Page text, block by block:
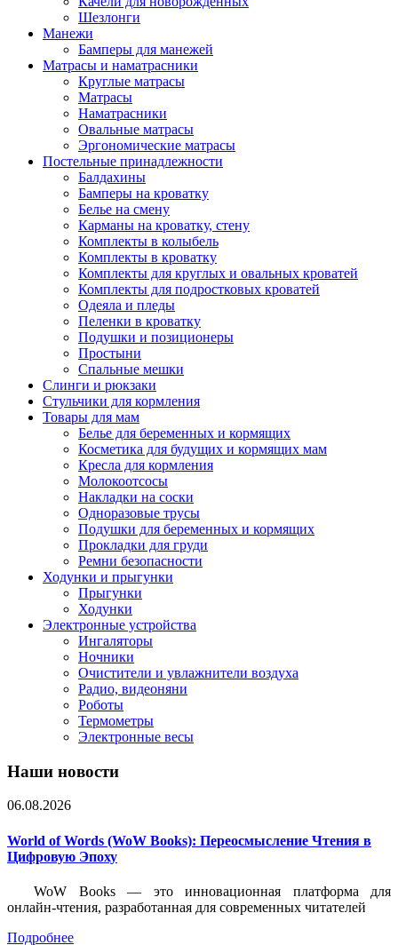
Шезлонги
Манежи
Бамперы для манежей
Матрасы и наматрасники
Круглые матрасы
Матрасы
Наматрасники
Овальные матрасы
Эргономические матрасы
Постельные принадлежности
Балдахины
Бамперы на кроватку
Белье на смену
Карманы на кроватку, стену
Комплекты в колыбель
Комплекты в кроватку
Комплекты для круглых и овальных кроватей
Комплекты для подростковых кроватей
Одеяла и пледы
Пеленки в кроватку
Подушки и позиционеры
Простыни
Спальные мешки
Слинги и рюкзаки
Стульчики для кормления
Товары для мам
Белье для беременных и кормящих
Косметика для будущих и кормящих мам
Кресла для кормления
Молокоотсосы
Накладки на соски
Одноразовые трусы
Подушки для беременных и кормящих
Прокладки для груди
Ремни безопасности
Ходунки и прыгунки
Прыгунки
Ходунки
Электронные устройства
Ингаляторы
Ночники
Очистители и увлажнители воздуха
Радио, видеоняни
Роботы
Термометры
Электронные весы
Наши новости
06.08.2026
World of Words (WoW Books): Переосмысление Чтения в
Цифровую Эпоху
WoW Books — это инновационная платформа для
онлайн-чтения, разработанная для современных читателей
Подробнее